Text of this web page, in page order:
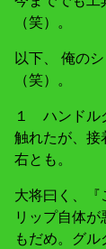
（笑）。
以下、 俺の
（笑）。
１ ハンドル
触れたが、接
右とも。
大将曰く、
リップ自体
もだめ。グル